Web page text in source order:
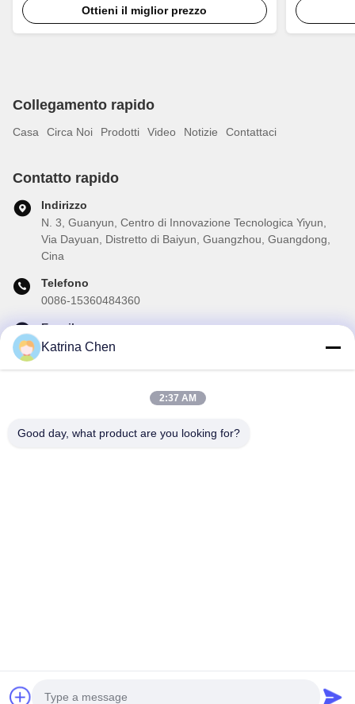
Ottieni il miglior prezzo
Disc
Collegamento rapido
Casa Circa Noi Prodotti Video Notizie Contattaci
Contatto rapido
Indirizzo
N. 3, Guanyun, Centro di Innovazione Tecnologica Yiyun,
Via Dayuan, Distretto di Baiyun, Guangzhou, Guangdong,
Cina
Telefono
0086-15360484360
E-mail
brake02@teibrakes.com
Iscriviti alla nostra newsletter per sconti e altro.
Katrina Chen
2:37 AM
Good day, what product are you looking for?